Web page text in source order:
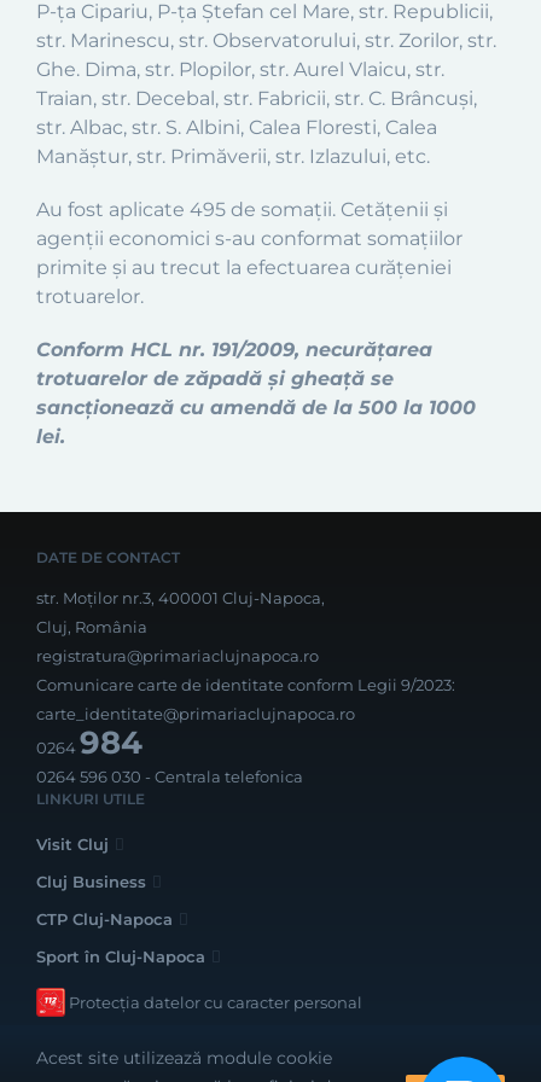
P-ța Cipariu, P-ța Ștefan cel Mare, str. Republicii,
str. Marinescu, str. Observatorului, str. Zorilor, str.
Ghe. Dima, str. Plopilor, str. Aurel Vlaicu, str.
Traian, str. Decebal, str. Fabricii, str. C. Brâncuși,
str. Albac, str. S. Albini, Calea Floresti, Calea
Manăștur, str. Primăverii, str. Izlazului, etc.
Au fost aplicate 495 de somații. Cetățenii și
agenții economici s-au conformat somațiilor
primite și au trecut la efectuarea curățeniei
trotuarelor.
Conform HCL nr. 191/2009, necurățarea
trotuarelor de zăpadă și gheață se
sancționează cu amendă de la 500 la 1000
lei.
DATE DE CONTACT
str. Moților nr.3, 400001 Cluj-Napoca,
Cluj, România
registratura@primariaclujnapoca.ro
Comunicare carte de identitate conform Legii 9/2023:
carte_identitate@primariaclujnapoca.ro
0264984
0264 596 030 - Centrala telefonica
LINKURI UTILE
Visit Cluj
Cluj Business
CTP Cluj-Napoca
Sport în Cluj-Napoca
Protecția datelor cu caracter personal
Acest site utilizează module cookie